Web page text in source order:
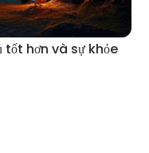
hơn và sự khỏe